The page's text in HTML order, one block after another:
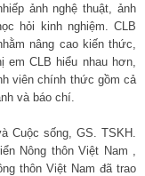
ảnh nghệ thuật, ảnh
hỏi kinh nghiệm. CLB
nâng cao kiến thức,
em CLB hiểu nhau hơn,
viên chính thức gồm cả
và báo chí.
Cuộc sống, GS. TSKH.
Nông thôn Việt Nam ,
thôn Việt Nam đã trao